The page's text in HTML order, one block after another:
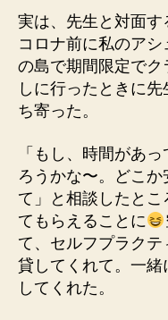
実は、先生と対面す
コロナ前に私のア
の島で期間限定で
しに行ったときに
ち寄った。
「もし、時間があ
ろうかな〜。どこか
て」と相談したと
てもらえることに
て、セルフプラク
貸してくれて。一緒
してくれた。